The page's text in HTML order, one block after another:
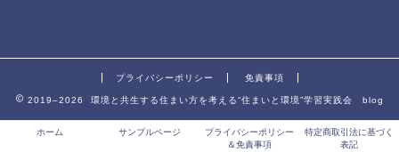
プライバシーポリシー 免責事項
2019–2026 環境と共生する住まい方を考える“住まいと環境”学習実践会 blog
ホーム サンプルページ
プライバシーポリシー
＆免責事項
特定商取引法に基づく
表記